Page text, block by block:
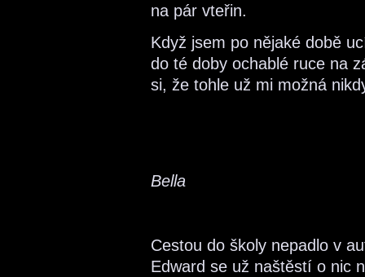
na pár vteřin.
Když jsem po nějaké době
do té doby ochablé ruce na
si, že tohle už mi možná
Bella
Cestou do školy nepadlo v
Edward se už naštěstí o nic